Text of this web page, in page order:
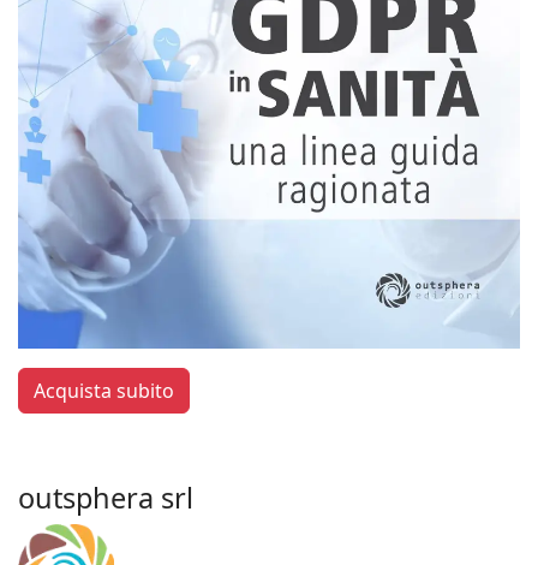
Acquista subito
outsphera srl